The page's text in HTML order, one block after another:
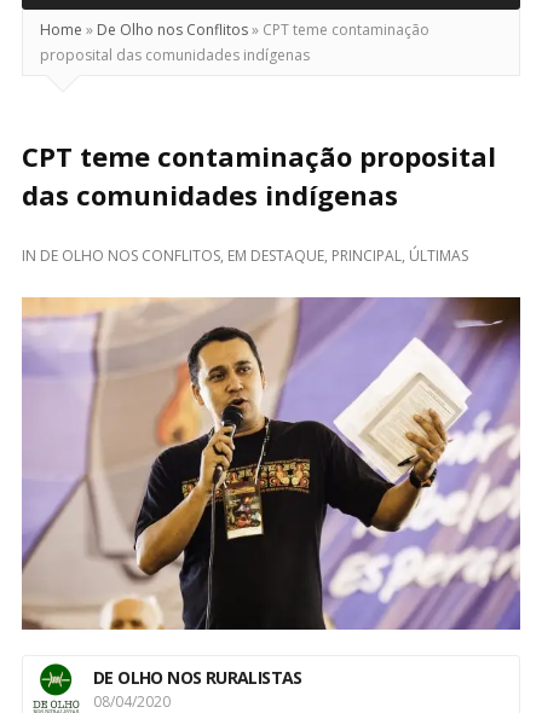
Home » De Olho nos Conflitos» CPT teme contaminação
proposital das comunidades indígenas
CPT teme contaminação proposital
das comunidades indígenas
IN DE OLHO NOS CONFLITOS, EM DESTAQUE, PRINCIPAL, ÚLTIMAS
DE OLHO NOS RURALISTAS
08/04/2020